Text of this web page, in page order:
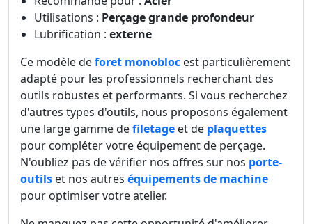
Utilisations : Perçage grande profondeur
Lubrification : externe
Ce modèle deforet monobloc est particulièrement
adapté pour les professionnels recherchant des
outils robustes et performants. Si vous recherchez
d'autres types d'outils, nous proposons également
une large gamme defiletage et de plaquettes
pour compléter votre équipement de perçage.
N'oubliez pas de vérifier nos offres sur nos porte-
outils et nos autres équipements de machine
pour optimiser votre atelier.